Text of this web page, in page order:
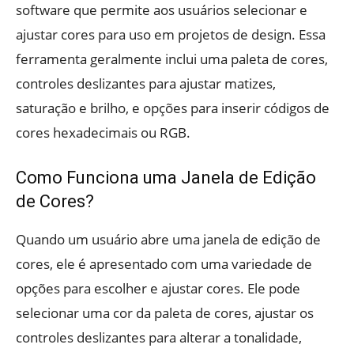
software que permite aos usuários selecionar e
ajustar cores para uso em projetos de design. Essa
ferramenta geralmente inclui uma paleta de cores,
controles deslizantes para ajustar matizes,
saturação e brilho, e opções para inserir códigos de
cores hexadecimais ou RGB.
Como Funciona uma Janela de Edição
de Cores?
Quando um usuário abre uma janela de edição de
cores, ele é apresentado com uma variedade de
opções para escolher e ajustar cores. Ele pode
selecionar uma cor da paleta de cores, ajustar os
controles deslizantes para alterar a tonalidade,